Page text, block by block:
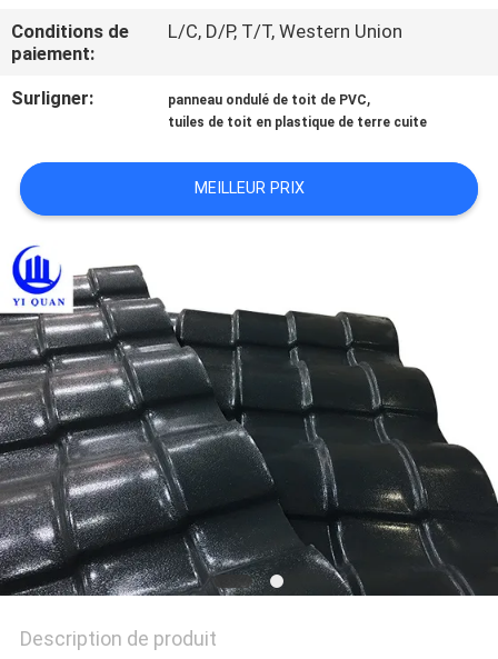
BLOG
DEMANDEZ
CITATION
VR
PLAN
DU
SITE
POLITIQUE
DE
CONFIDENTIALITÉ
Conditions de
paiement:
L/C, D/P, T/T, Western Union
Surligner: panneau ondulé de toit de PVC,
tuiles de toit en plastique de terre cuite
MEILLEUR PRIX
Description de produit